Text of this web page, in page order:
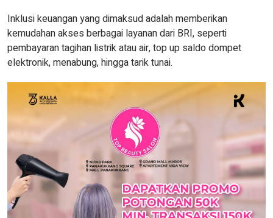
Inklusi keuangan yang dimaksud adalah memberikan
kemudahan akses berbagai layanan dari BRI, seperti
pembayaran tagihan listrik atau air, top up saldo dompet
elektronik, menabung, hingga tarik tunai.